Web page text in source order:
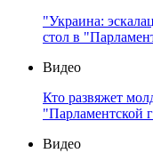
"Украина:
стол в
Видео
Кто развяжет
"Парламентской
Видео